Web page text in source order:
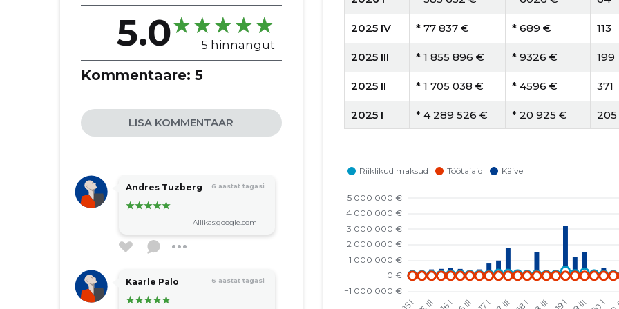
5.0 5 hinnangut
Kommentaare: 5
LISA KOMMENTAAR
Andres Tuzberg 6 aastat tagasi
Allikas:google.com
Kaarle Palo 6 aastat tagasi
2025 IV * 77 837 € * 689 € 113
2025 III * 1 855 896 € * 9326 € 199
2025 II * 1 705 038 € * 4596 € 371
2025 I * 4 289 526 € * 20 925 € 205
2024 III * 41 497 € * 269 €
2024 II
2024 I
2023 IV
2023 III